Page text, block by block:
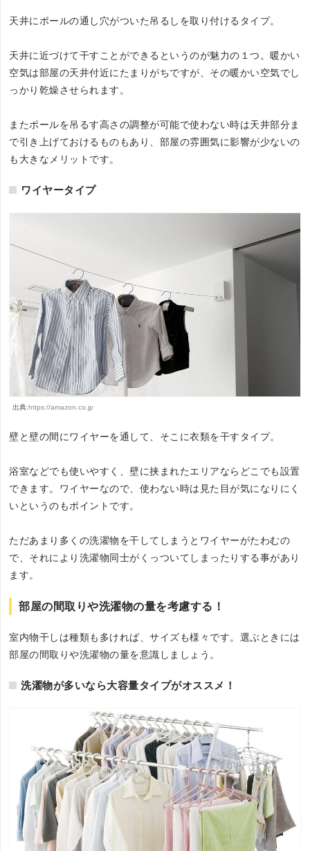
天井にポールの通し穴がついた吊るしを取り付けるタイプ。
天井に近づけて干すことができるというのが魅力の１つ。暖かい
空気は部屋の天井付近にたまりがちですが、その暖かい空気でし
っかり乾燥させられます。
またポールを吊るす高さの調整が可能で使わない時は天井部分ま
で引き上げておけるものもあり、部屋の雰囲気に影響が少ないの
も大きなメリットです。
ワイヤータイプ
出典:https://amazon.co.jp
壁と壁の間にワイヤーを通して、そこに衣類を干すタイプ。
浴室などでも使いやすく、壁に挟まれたエリアならどこでも設置
できます。ワイヤーなので、使わない時は見た目が気になりにく
いというのもポイントです。
ただあまり多くの洗濯物を干してしまうとワイヤーがたわむの
で、それにより洗濯物同士がくっついてしまったりする事があり
ます。
部屋の間取りや洗濯物の量を考慮する！
室内物干しは種類も多ければ、サイズも様々です。選ぶときには
部屋の間取りや洗濯物の量を意識しましょう。
洗濯物が多いなら大容量タイプがオススメ！